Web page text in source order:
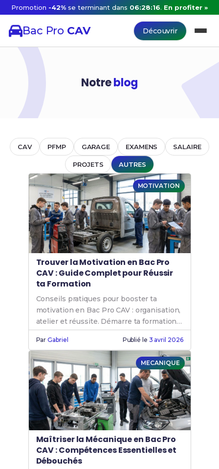
Promotion -42% se terminant dans 06:28:15. En profiter »
Bac Pro CAV Découvrir
Notreblog
CAV PFMP GARAGE EXAMENS SALAIRE
PROJETS AUTRES
MOTIVATION
Trouver la Motivation en Bac Pro
CAV : Guide Complet pour Réussir
ta Formation
Conseils pratiques pour booster ta
motivation en Bac Pro CAV : organisation,
atelier et réussite. Démarre ta formation
avec confiance !
ParGabriel Publié le 3 avril 2026
MECANIQUE
Maîtriser la Mécanique en Bac Pro
CAV : Compétences Essentielles et
Débouchés